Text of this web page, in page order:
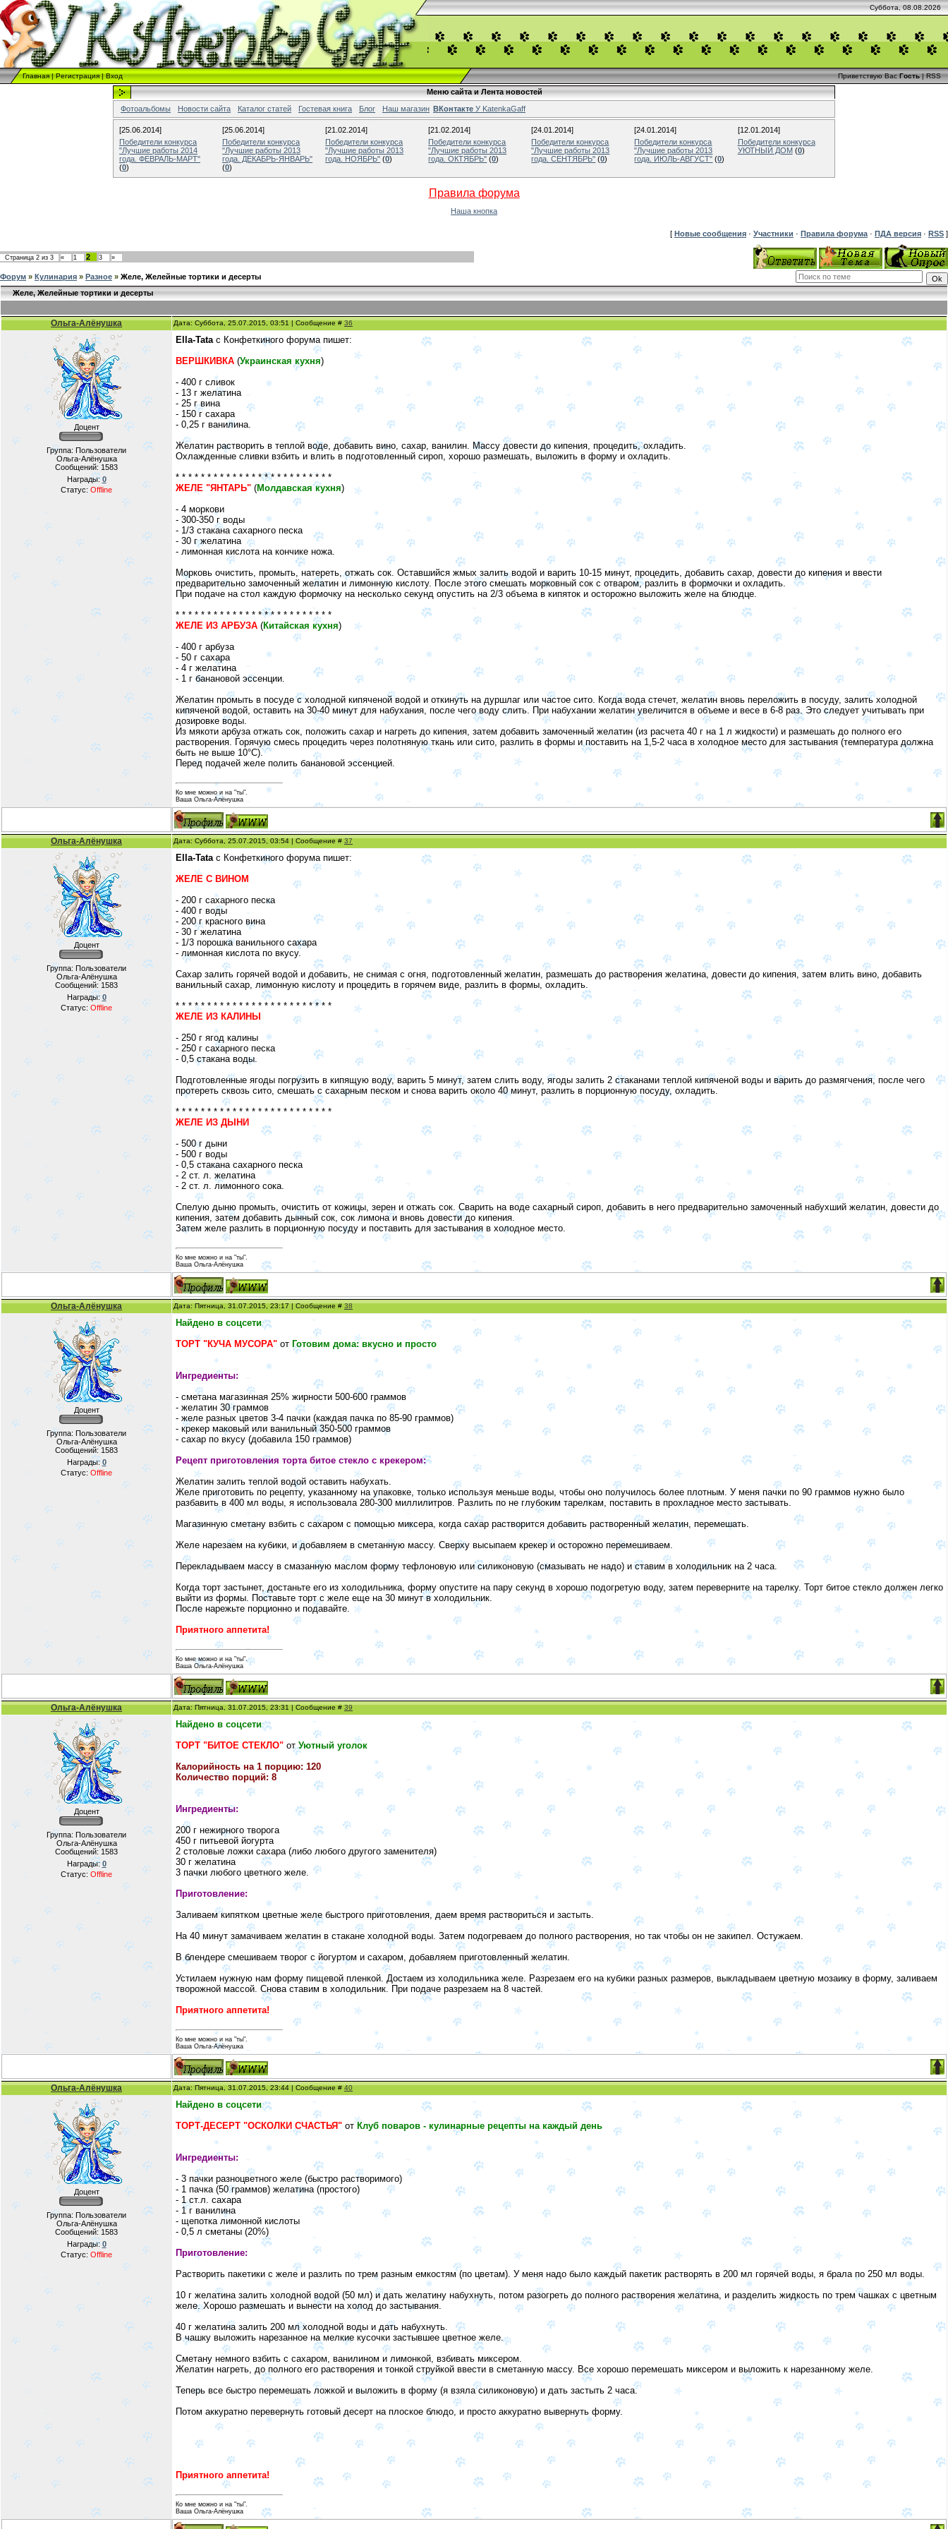
Суббота, 08.08.2026
Главная|Регистрация|Вход Приветствую Вас Гость|RSS
Меню сайта и Лента новостей
Фотоальбомы
Новости сайта Каталог статей Гостевая книга Блог Наш магазин ВКонтакте У KatenkaGaff
[25.06.2014]
Победители конкурса
"Лучшие работы 2014
года. ФЕВРАЛЬ-МАРТ"
(0)
[25.06.2014]
Победители конкурса
"Лучшие работы 2013
года. ДЕКАБРЬ-ЯНВАРЬ"
(0)
[21.02.2014]
Победители конкурса
"Лучшие работы 2013
года. НОЯБРЬ" (0)
[21.02.2014]
Победители конкурса
"Лучшие работы 2013
года. ОКТЯБРЬ" (0)
[24.01.2014]
Победители конкурса
"Лучшие работы 2013
года. СЕНТЯБРЬ" (0)
[24.01.2014]
Победители конкурса
"Лучшие работы 2013
года. ИЮЛЬ-АВГУСТ" (0)
[12.01.2014]
Победители конкурса
УЮТНЫЙ ДОМ (0)
Правила форума
Наша кнопка
[ Новые сообщения · Участники · Правила форума · ПДА версия · RSS ]
Страница 2 из 3 « 1 2 3 »
Форум » Кулинария » Разное » Желе, Желейные тортики и десерты
Желе, Желейные тортики и десерты
Ольга-Алёнушка Дата: Суббота, 25.07.2015, 03:51 | Сообщение #36
Доцент
Группа: Пользователи
Ольга-Алёнушка
Сообщений: 1583
Награды:0
Статус: Offline
Ella-Tata с Конфеткиного форума пишет:
ВЕРШКИВКА (Украинская кухня)
- 400 г сливок
- 13 г желатина
- 25 г вина
- 150 г сахара
- 0,25 г ванилина.
Желатин растворить в теплой воде, добавить вино, сахар, ванилин. Массу довести до кипения, процедить, охладить.
Охлажденные сливки взбить и влить в подготовленный сироп, хорошо размешать, выложить в форму и охладить.
* * * * * * * * * * * * * * * * * * * * * * * * *
ЖЕЛЕ "ЯНТАРЬ" (Молдавская кухня)
- 4 моркови
- 300-350 г воды
- 1/3 стакана сахарного песка
- 30 г желатина
- лимонная кислота на кончике ножа.
Морковь очистить, промыть, натереть, отжать сок. Оставшийся жмых залить водой и варить 10-15 минут, процедить, добавить сахар, довести до кипения и ввести
предварительно замоченный желатин и лимонную кислоту. После этого смешать морковный сок с отваром, разлить в формочки и охладить.
При подаче на стол каждую формочку на несколько секунд опустить на 2/3 объема в кипяток и осторожно выложить желе на блюдце.
* * * * * * * * * * * * * * * * * * * * * * * * *
ЖЕЛЕ ИЗ АРБУЗА (Китайская кухня)
- 400 г арбуза
- 50 г сахара
- 4 г желатина
- 1 г банановой эссенции.
Желатин промыть в посуде с холодной кипяченой водой и откинуть на дуршлаг или частое сито. Когда вода стечет, желатин вновь переложить в посуду, залить холодной
кипяченой водой, оставить на 30-40 минут для набухания, после чего воду слить. При набухании желатин увеличится в объеме и весе в 6-8 раз. Это следует учитывать при
дозировке воды.
Из мякоти арбуза отжать сок, положить сахар и нагреть до кипения, затем добавить замоченный желатин (из расчета 40 г на 1 л жидкости) и размешать до полного его
растворения. Горячую смесь процедить через полотняную ткань или сито, разлить в формы и поставить на 1,5-2 часа в холодное место для застывания (температура должна
быть не выше 10°С).
Перед подачей желе полить банановой эссенцией.
Ко мне можно и на "ты".
Ваша Ольга-Алёнушка
Ольга-Алёнушка Дата: Суббота, 25.07.2015, 03:54 | Сообщение #37
Доцент
Группа: Пользователи
Ольга-Алёнушка
Сообщений: 1583
Награды:0
Статус: Offline
Ella-Tata с Конфеткиного форума пишет:
ЖЕЛЕ С ВИНОМ
- 200 г сахарного песка
- 400 г воды
- 200 г красного вина
- 30 г желатина
- 1/3 порошка ванильного сахара
- лимонная кислота по вкусу.
Сахар залить горячей водой и добавить, не снимая с огня, подготовленный желатин, размешать до растворения желатина, довести до кипения, затем влить вино, добавить
ванильный сахар, лимонную кислоту и процедить в горячем виде, разлить в формы, охладить.
* * * * * * * * * * * * * * * * * * * * * * * * *
ЖЕЛЕ ИЗ КАЛИНЫ
- 250 г ягод калины
- 250 г сахарного песка
- 0,5 стакана воды.
Подготовленные ягоды погрузить в кипящую воду, варить 5 минут, затем слить воду, ягоды залить 2 стаканами теплой кипяченой воды и варить до размягчения, после чего
протереть сквозь сито, смешать с сахарным песком и снова варить около 40 минут, разлить в порционную посуду, охладить.
* * * * * * * * * * * * * * * * * * * * * * * * *
ЖЕЛЕ ИЗ ДЫНИ
- 500 г дыни
- 500 г воды
- 0,5 стакана сахарного песка
- 2 ст. л. желатина
- 2 ст. л. лимонного сока.
Спелую дыню промыть, очистить от кожицы, зерен и отжать сок. Сварить на воде сахарный сироп, добавить в него предварительно замоченный набухший желатин, довести до
кипения, затем добавить дынный сок, сок лимона и вновь довести до кипения.
Затем желе разлить в порционную посуду и поставить для застывания в холодное место.
Ко мне можно и на "ты".
Ваша Ольга-Алёнушка
Ольга-Алёнушка Дата: Пятница, 31.07.2015, 23:17 | Сообщение #38
Доцент
Группа: Пользователи
Ольга-Алёнушка
Сообщений: 1583
Награды:0
Статус: Offline
Найдено в соцсети
ТОРТ "КУЧА МУСОРА" от Готовим дома: вкусно и просто
Ингредиенты:
- сметана магазинная 25% жирности 500-600 граммов
- желатин 30 граммов
- желе разных цветов 3-4 пачки (каждая пачка по 85-90 граммов)
- крекер маковый или ванильный 350-500 граммов
- сахар по вкусу (добавила 150 граммов)
Рецепт приготовления торта битое стекло с крекером:
Желатин залить теплой водой оставить набухать.
Желе приготовить по рецепту, указанному на упаковке, только используя меньше воды, чтобы оно получилось более плотным. У меня пачки по 90 граммов нужно было
разбавить в 400 мл воды, я использовала 280-300 миллилитров. Разлить по не глубоким тарелкам, поставить в прохладное место застывать.
Магазинную сметану взбить с сахаром с помощью миксера, когда сахар растворится добавить растворенный желатин, перемешать.
Желе нарезаем на кубики, и добавляем в сметанную массу. Сверху высыпаем крекер и осторожно перемешиваем.
Перекладываем массу в смазанную маслом форму тефлоновую или силиконовую (смазывать не надо) и ставим в холодильник на 2 часа.
Когда торт застынет, достаньте его из холодильника, форму опустите на пару секунд в хорошо подогретую воду, затем переверните на тарелку. Торт битое стекло должен легко
выйти из формы. Поставьте торт с желе еще на 30 минут в холодильник.
После нарежьте порционно и подавайте.
Приятного аппетита!
Ко мне можно и на "ты".
Ваша Ольга-Алёнушка
Ольга-Алёнушка Дата: Пятница, 31.07.2015, 23:31 | Сообщение #39
Доцент
Группа: Пользователи
Ольга-Алёнушка
Сообщений: 1583
Награды:0
Статус: Offline
Найдено в соцсети
ТОРТ "БИТОЕ СТЕКЛО" отУютный уголок
Калорийность на 1 порцию: 120
Количество порций: 8
Ингредиенты:
200 г нежирного творога
450 г питьевой йогурта
2 столовые ложки сахара (либо любого другого заменителя)
30 г желатина
3 пачки любого цветного желе.
Приготовление:
Заливаем кипятком цветные желе быстрого приготовления, даем время раствориться и застыть.
На 40 минут замачиваем желатин в стакане холодной воды. Затем подогреваем до полного растворения, но так чтобы он не закипел. Остужаем.
В блендере смешиваем творог с йогуртом и сахаром, добавляем приготовленный желатин.
Устилаем нужную нам форму пищевой пленкой. Достаем из холодильника желе. Разрезаем его на кубики разных размеров, выкладываем цветную мозаику в форму, заливаем
творожной массой. Снова ставим в холодильник. При подаче разрезаем на 8 частей.
Приятного аппетита!
Ко мне можно и на "ты".
Ваша Ольга-Алёнушка
Ольга-Алёнушка Дата: Пятница, 31.07.2015, 23:44 | Сообщение #40
Доцент
Группа: Пользователи
Ольга-Алёнушка
Сообщений: 1583
Награды:0
Статус: Offline
Найдено в соцсети
ТОРТ-ДЕСЕРТ "ОСКОЛКИ СЧАСТЬЯ" от Клуб поваров - кулинарные рецепты на каждый день
Ингредиенты:
- 3 пачки разноцветного желе (быстро растворимого)
- 1 пачка (50 граммов) желатина (простого)
- 1 ст.л. сахара
- 1 г ванилина
- щепотка лимонной кислоты
- 0,5 л сметаны (20%)
Приготовление:
Растворить пакетики с желе и разлить по трем разным емкостям (по цветам). У меня надо было каждый пакетик растворять в 200 мл горячей воды, я брала по 250 мл воды.
10 г желатина залить холодной водой (50 мл) и дать желатину набухнуть, потом разогреть до полного растворения желатина, и разделить жидкость по трем чашках с цветным
желе. Хорошо размешать и вынести на холод до застывания.
40 г желатина залить 200 мл холодной воды и дать набухнуть.
В чашку выложить нарезанное на мелкие кусочки застывшее цветное желе.
Сметану немного взбить с сахаром, ванилином и лимонкой, взбивать миксером.
Желатин нагреть, до полного его растворения и тонкой струйкой ввести в сметанную массу. Все хорошо перемешать миксером и выложить к нарезанному желе.
Теперь все быстро перемешать ложкой и выложить в форму (я взяла силиконовую) и дать застыть 2 часа.
Потом аккуратно перевернуть готовый десерт на плоское блюдо, и просто аккуратно вывернуть форму.
Приятного аппетита!
Ко мне можно и на "ты".
Ваша Ольга-Алёнушка